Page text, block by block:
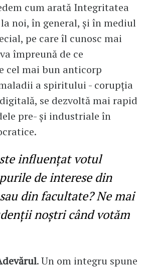
cum arată Integritatea
noi, în general, și în mediul
pe care îl cunosc mai
împreună de ce
cel mai bun anticorp
a spiritului - corupția
se dezvoltă mai rapid
pre- și industriale în
influențat votul
de interese din
din facultate? Ne mai
noștri când votăm
. Un om integru spune